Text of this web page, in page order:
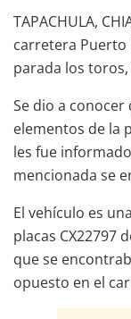
TAPACHULA,
carretera Puerto
parada los
Se dio a conocer
elementos de la
les fue
mencionada se
El vehículo es
placas CX22797
que se
opuesto en el